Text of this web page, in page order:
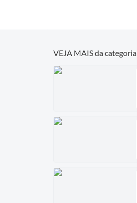
VEJA MAIS da categoria